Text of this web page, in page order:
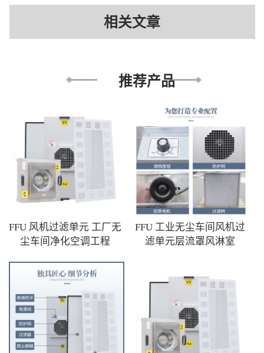
相关文章
推荐产品
FFU 风机过滤单元 工厂无
尘车间净化空调工程
FFU 工业无尘车间风机过
滤单元层流罩风淋室